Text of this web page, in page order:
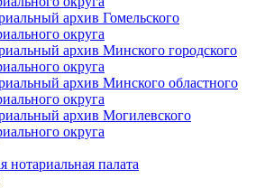
архив Гомельского
округа
архив Минского городского
округа
архив Минского областного
округа
архив Могилевского
округа
нотариальная палата